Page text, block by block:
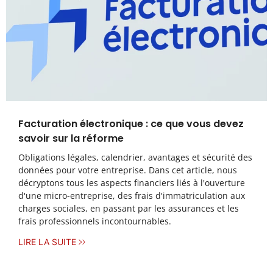
Facturation électronique : ce que vous devez
savoir sur la réforme
Obligations légales, calendrier, avantages et sécurité des
données pour votre entreprise. Dans cet article, nous
décryptons tous les aspects financiers liés à l'ouverture
d'une micro-entreprise, des frais d'immatriculation aux
charges sociales, en passant par les assurances et les
frais professionnels incontournables.
LIRE LA SUITE